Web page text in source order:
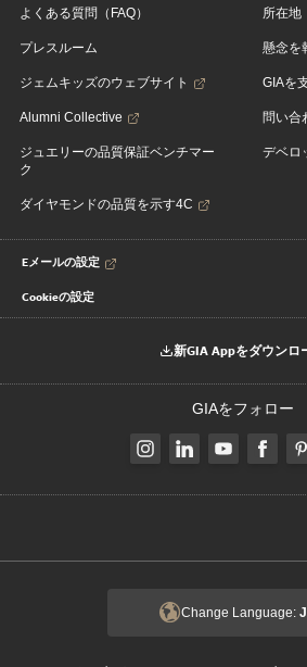
よくある質問（FAQ）
プレスルーム
ジェムキッズのウェブサイト
Alumni Collective
ジュエリーの品質保証ベンチマー
ク
ダイヤモンドの品質を示す4C
所在地
懸念を
GIAを
問い合
デベロ
Eメールの設定
Cookieの設定
新GIA Appをダウンロ
GIAをフォロー
Change Language: